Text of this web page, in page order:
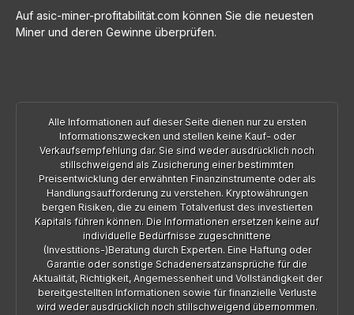
Auf asic-miner-profitabilität.com können Sie die neuesten
Miner und deren Gewinne überprüfen.
Alle Informationen auf dieser Seite dienen nur zu ersten
Informationszwecken und stellen keine Kauf- oder
Verkaufsempfehlung dar. Sie sind weder ausdrücklich noch
stillschweigend als Zusicherung einer bestimmten
Preisentwicklung der erwähnten Finanzinstrumente oder als
Handlungsaufforderung zu verstehen. Kryptowährungen
bergen Risiken, die zu einem Totalverlust des investierten
Kapitals führen können. Die Informationen ersetzen keine auf
individuelle Bedürfnisse zugeschnittene
(Investitions-)Beratung durch Experten. Eine Haftung oder
Garantie oder sonstige Schadenersatzansprüche für die
Aktualität, Richtigkeit, Angemessenheit und Vollständigkeit der
bereitgestellten Informationen sowie für finanzielle Verluste
wird weder ausdrücklich noch stillschweigend übernommen.